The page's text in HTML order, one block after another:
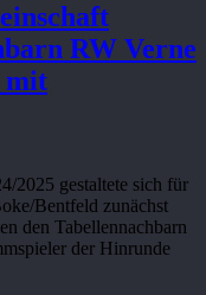
RW Verne
mit
2025 gestaltete sich für
Bentfeld zunächst
den Tabellennachbarn
der Hinrunde